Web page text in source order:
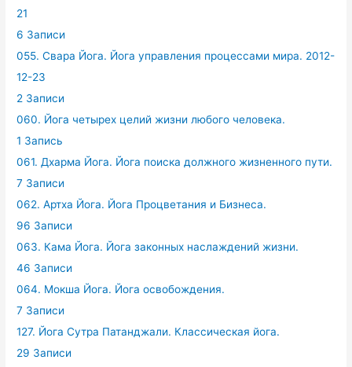
21
6 Записи
055. Свара Йога. Йога управления процессами мира. 2012-
12-23
2 Записи
060. Йога четырех целий жизни любого человека.
1 Запись
061. Дхарма Йога. Йога поиска должного жизненного пути.
7 Записи
062. Артха Йога. Йога Процветания и Бизнеса.
96 Записи
063. Кама Йога. Йога законных наслаждений жизни.
46 Записи
064. Мокша Йога. Йога освобождения.
7 Записи
127. Йога Сутра Патанджали. Классическая йога.
29 Записи